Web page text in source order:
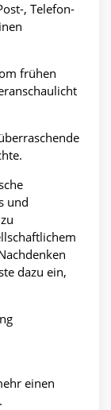
, Telefon-
frühen
und
dazu ein,
einen